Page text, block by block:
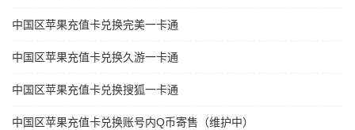
中国区苹果充值卡兑换完美一卡通
中国区苹果充值卡兑换久游一卡通
中国区苹果充值卡兑换搜狐一卡通
中国区苹果充值卡兑换账号内Q币寄售（维护中）